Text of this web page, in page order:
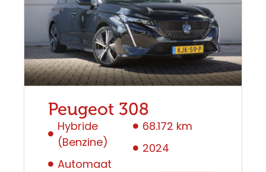
Peugeot 308
Hybride
(Benzine)
Automaat
68.172 km
2024